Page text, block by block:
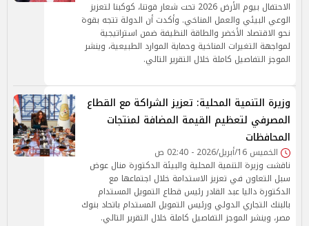
الاحتفال بيوم الأرض 2026 تحت شعار قوتنا، كوكبنا لتعزيز
الوعي البيئي والعمل المناخي. وأكدت أن الدولة تتجه بقوة
نحو الاقتصاد الأخضر والطاقة النظيفة ضمن استراتيجية
لمواجهة التغيرات المناخية وحماية الموارد الطبيعية، وينشر
الموجز التفاصيل كاملة خلال التقرير التالي.
وزيرة التنمية المحلية: تعزيز الشراكة مع القطاع
المصرفي لتعظيم القيمة المضافة لمنتجات
المحافظات
الخميس 16/أبريل/2026 - 02:40 ص
ناقشت وزيرة التنمية المحلية والبيئة الدكتورة منال عوض
سبل التعاون في تعزيز الاستدامة خلال اجتماعها مع
الدكتورة داليا عبد القادر رئيس قطاع التمويل المستدام
بالبنك التجاري الدولي ورئيس التمويل المستدام باتحاد بنوك
مصر، وينشر الموجز التفاصيل كاملة خلال التقرير التالي.